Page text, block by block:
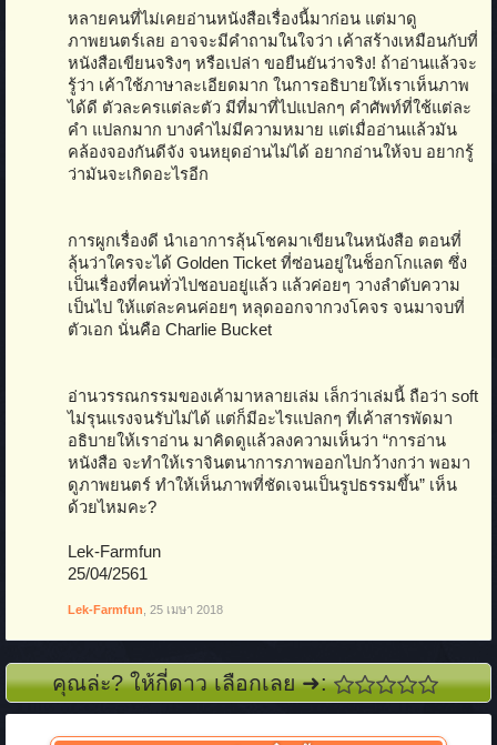
หลายคนที่ไม่เคยอ่านหนังสือเรื่องนี้มาก่อน แต่มาดู
ภาพยนตร์เลย อาจจะมีคำถามในใจว่า เค้าสร้างเหมือนกับที่
หนังสือเขียนจริงๆ หรือเปล่า ขอยืนยันว่าจริง! ถ้าอ่านแล้วจะ
รู้ว่า เค้าใช้ภาษาละเอียดมาก ในการอธิบายให้เราเห็นภาพ
ได้ดี ตัวละครแต่ละตัว มีที่มาที่ไปแปลกๆ คำศัพท์ที่ใช้แต่ละ
คำ แปลกมาก บางคำไม่มีความหมาย แต่เมื่ออ่านแล้วมัน
คล้องจองกันดีจัง จนหยุดอ่านไม่ได้ อยากอ่านให้จบ อยากรู้
ว่ามันจะเกิดอะไรอีก
การผูกเรื่องดี นำเอาการลุ้นโชคมาเขียนในหนังสือ ตอนที่
ลุ้นว่าใครจะได้ Golden Ticket ที่ซ่อนอยู่ในช็อกโกแลต ซึ่ง
เป็นเรื่องที่คนทั่วไปชอบอยู่แล้ว แล้วค่อยๆ วางลำดับความ
เป็นไป ให้แต่ละคนค่อยๆ หลุดออกจากวงโคจร จนมาจบที่
ตัวเอก นั่นคือ Charlie Bucket
อ่านวรรณกรรมของเค้ามาหลายเล่ม เล็กว่าเล่มนี้ ถือว่า soft
ไม่รุนแรงจนรับไม่ได้ แต่ก็มีอะไรแปลกๆ ที่เค้าสารพัดมา
อธิบายให้เราอ่าน มาคิดดูแล้วลงความเห็นว่า “การอ่าน
หนังสือ จะทำให้เราจินตนาการภาพออกไปกว้างกว่า พอมา
ดูภาพยนตร์ ทำให้เห็นภาพที่ชัดเจนเป็นรูปธรรมขึ้น” เห็น
ด้วยไหมคะ?
Lek-Farmfun
25/04/2561
Lek-Farmfun 25 เมษา 2018
คุณล่ะ? ให้กี่ดาว เลือกเลย ➜: